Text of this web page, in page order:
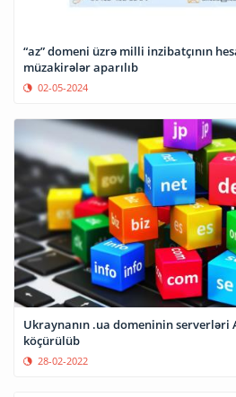
“az” domeni üzrə milli inzibatçının
müzakirələr aparılıb
02-05-2024
Ukraynanın .ua domeninin serverləri
köçürülüb
28-02-2022